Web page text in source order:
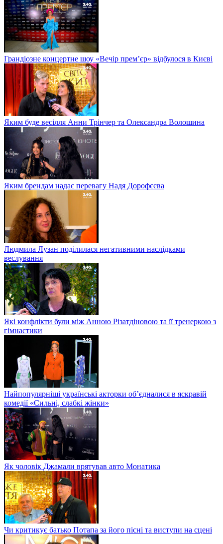
Грандіозне концертне шоу «Вечір прем’єр» відбулося в Києві
Яким буде весілля Анни Трінчер та Олександра Волошина
Яким брендам надає перевагу Надя Дорофєєва
Людмила Лузан поділилася негативними наслідками
веслування
Які конфлікти були між Анною Різатдіновою та її тренеркою з
гімнастики
Найпопулярніші українські акторки об’єдналися в яскравій
комедії «Сильні, слабкі жінки»
Як чоловік Джамали врятував авто Монатика
Чи критикує батько Потапа за його пісні та виступи на сцені